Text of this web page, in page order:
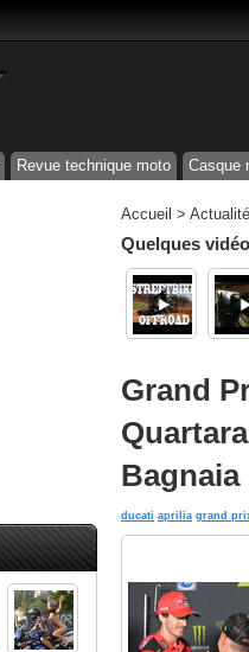
Revue technique moto Casque
Accueil >
Quelques
Grand
ducati aprilia grand